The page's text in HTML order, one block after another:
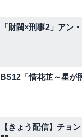
「財閥×刑事2」アン
BS12「惜花芷～星が
【きょう配信】チョ